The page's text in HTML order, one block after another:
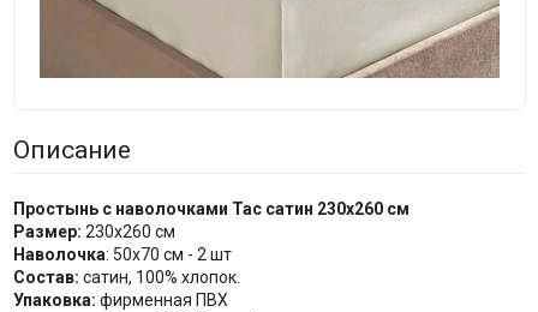
Описание
Простынь с наволочками Tac cатин 230x260 см
Размер: 230х260 см
Наволочка: 50х70 см - 2 шт
Состав: сатин, 100% хлопок.
Упаковка: фирменная ПВХ